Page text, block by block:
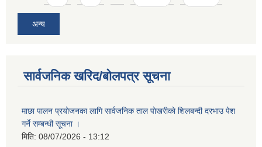
अन्य
सार्वजनिक खरिद/बोलपत्र सूचना
माछा पालन प्रयाेजनका लागि सार्वजनिक ताल पाेखरीकाे शिलबन्दी दरभाउ पेश
गर्ने सम्बन्धी सूचना ।
मिति: 08/07/2026 - 13:12